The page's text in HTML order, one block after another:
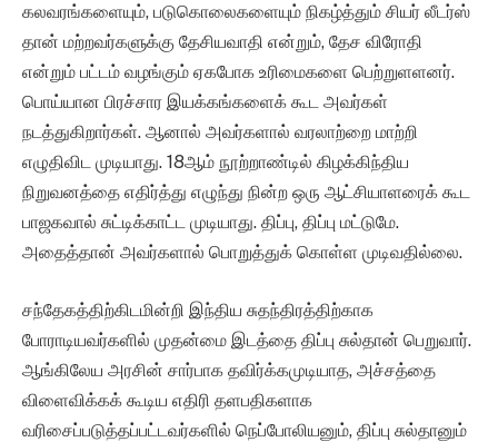
கலவரங்களையும், படுகொலைகளையும் நிகழ்த்தும் சியர் லீடர்ஸ்
தான் மற்றவர்களுக்கு தேசியவாதி என்றும், தேச விரோதி
என்றும் பட்டம் வழங்கும் ஏகபோக உரிமைகளை பெற்றுளளனர்.
பொய்யான பிரச்சார இயக்கங்களைக் கூட அவர்கள்
நடத்துகிறார்கள். ஆனால் அவர்களால் வரலாற்றை மாற்றி
எழுதிவிட முடியாது. 18ஆம் நூற்றாண்டில் கிழக்கிந்திய
நிறுவனத்தை எதிர்த்து எழுந்து நின்ற ஒரு ஆட்சியாளரைக் கூட
பாஜகவால் சுட்டிக்காட்ட முடியாது. திப்பு, திப்பு மட்டுமே.
அதைத்தான் அவர்களால் பொறுத்துக் கொள்ள முடிவதில்லை.
சந்தேகத்திற்கிடமின்றி இந்திய சுதந்திரத்திற்காக
போராடியவர்களில் முதன்மை இடத்தை திப்பு சுல்தான் பெறுவார்.
ஆங்கிலேய அரசின் சார்பாக தவிர்க்கமுடியாத, அச்சத்தை
விளைவிக்கக் கூடிய எதிரி தளபதிகளாக
வரிசைப்படுத்தப்பட்டவர்களில் நெப்போலியனும், திப்பு சுல்தானும்